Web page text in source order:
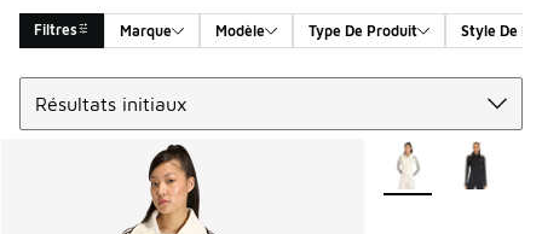
Filtres Marque Modèle Type De Produit Style De
Search Results
Plus de couleurs